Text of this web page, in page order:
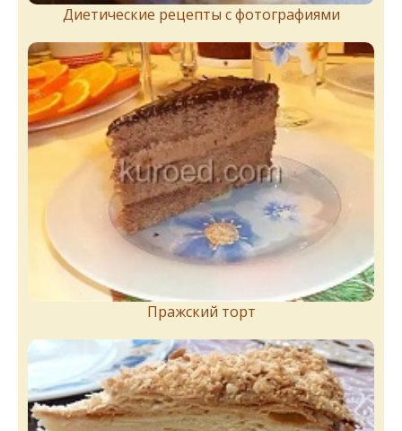
Диетические рецепты с фотографиями
Пражский торт